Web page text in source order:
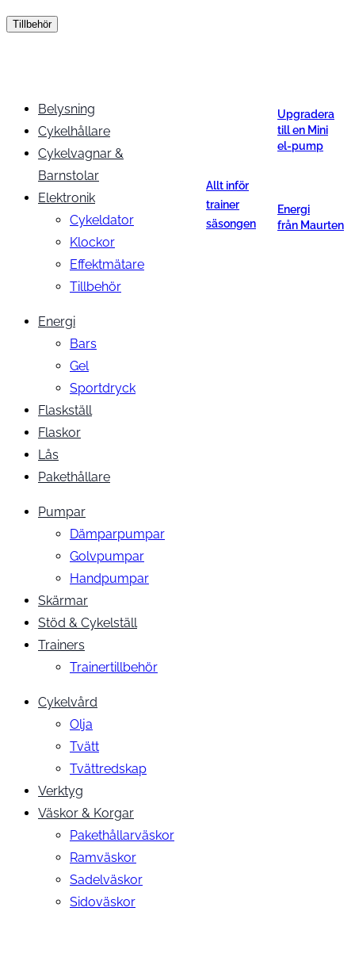
Tillbehör
Belysning
Cykelhållare
Cykelvagnar &
Barnstolar
Elektronik
Cykeldator
Klockor
Effektmätare
Tillbehör
Energi
Bars
Gel
Sportdryck
Flaskställ
Flaskor
Lås
Pakethållare
Pumpar
Dämparpumpar
Golvpumpar
Handpumpar
Skärmar
Stöd & Cykelställ
Trainers
Trainertillbehör
Cykelvård
Olja
Tvätt
Tvättredskap
Verktyg
Väskor & Korgar
Pakethållarväskor
Ramväskor
Sadelväskor
Sidoväskor
Allt inför
trainer
säsongen
Upgradera
till en Mini
el-pump
Energi
från Maurten